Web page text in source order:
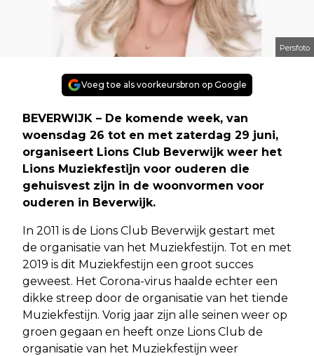
Persfoto
Voeg toe als voorkeursbron op Google
BEVERWIJK – De komende week, van
woensdag 26 tot en met zaterdag 29 juni,
organiseert Lions Club Beverwijk weer het
Lions Muziekfestijn voor ouderen die
gehuisvest zijn in de woonvormen voor
ouderen in Beverwijk.
In 2011 is de Lions Club Beverwijk gestart met
de organisatie van het Muziekfestijn. Tot en met
2019 is dit Muziekfestijn een groot succes
geweest. Het Corona-virus haalde echter een
dikke streep door de organisatie van het tiende
Muziekfestijn. Vorig jaar zijn alle seinen weer op
groen gegaan en heeft onze Lions Club de
organisatie van het Muziekfestijn weer